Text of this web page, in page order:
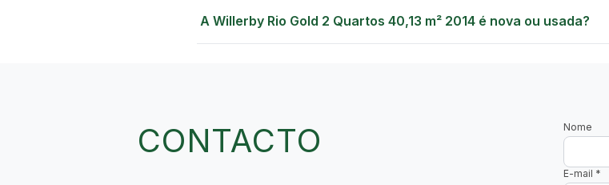
A Willerby Rio Gold 2 Quartos 40,13 m² 2014 é nova ou usada?
CONTACTO Nome
E-mail *